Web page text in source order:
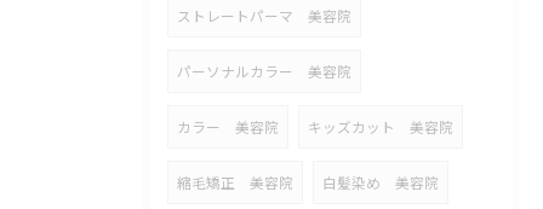
ストレートパーマ 美容院
パーソナルカラー 美容院
カラー 美容院 キッズカット 美容院
縮毛矯正 美容院 白髪染め 美容院